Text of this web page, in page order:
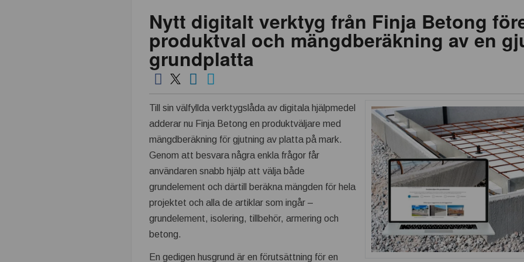
Nytt digitalt verktyg från Finja Betong
produktval och mängdberäkning av en
grundplatta
Till sin välfyllda verktygslåda av digitala hjälpmedel
adderar nu Finja Betong en produktväljare med
mängdberäkning för gjutning av platta på mark.
Genom att besvara några enkla frågor får
användaren snabb hjälp att välja både
grundelement och därtill beräkna mängden för hela
projektet och alla de artiklar som ingår –
grundelement, isolering, tillbehör, armering och
betong.
En gedigen husgrund är en förutsättning för en